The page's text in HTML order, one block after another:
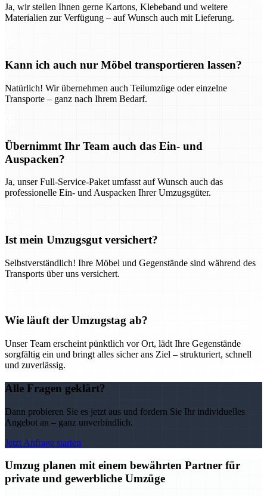
Ja, wir stellen Ihnen gerne Kartons, Klebeband und weitere
Materialien zur Verfügung – auf Wunsch auch mit Lieferung.
Kann ich auch nur Möbel transportieren lassen?
Natürlich! Wir übernehmen auch Teilumzüge oder einzelne
Transporte – ganz nach Ihrem Bedarf.
Übernimmt Ihr Team auch das Ein- und
Auspacken?
Ja, unser Full-Service-Paket umfasst auf Wunsch auch das
professionelle Ein- und Auspacken Ihrer Umzugsgüter.
Ist mein Umzugsgut versichert?
Selbstverständlich! Ihre Möbel und Gegenstände sind während des
Transports über uns versichert.
Wie läuft der Umzugstag ab?
Unser Team erscheint pünktlich vor Ort, lädt Ihre Gegenstände
sorgfältig ein und bringt alles sicher ans Ziel – strukturiert, schnell
und zuverlässig.
Alle Fragen geklärt?
Dann probieren Sie es jetzt aus und fordern Sie Ihr individuelles
Angebot an – ganz unverbindlich.
Jetzt Anfrage starten
Umzug planen mit einem bewährten Partner für
private und gewerbliche Umzüge